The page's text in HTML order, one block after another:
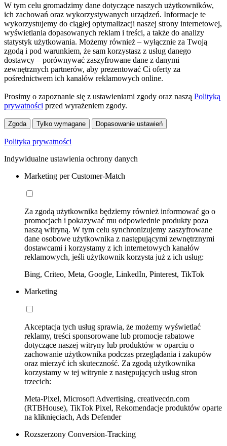
W tym celu gromadzimy dane dotyczące naszych użytkowników,
ich zachowań oraz wykorzystywanych urządzeń. Informacje te
wykorzystujemy do ciągłej optymalizacji naszej strony internetowej,
wyświetlania dopasowanych reklam i treści, a także do analizy
statystyk użytkowania. Możemy również – wyłącznie za Twoją
zgodą i pod warunkiem, że sam korzystasz z usług danego
dostawcy – porównywać zaszyfrowane dane z danymi
zewnętrznych partnerów, aby prezentować Ci oferty za
pośrednictwem ich kanałów reklamowych online.
Prosimy o zapoznanie się z ustawieniami zgody oraz naszą Polityką
prywatności przed wyrażeniem zgody.
Zgoda Tylko wymagane Dopasowanie ustawień
Polityka prywatności
Indywidualne ustawienia ochrony danych
Marketing per Customer-Match
Za zgodą użytkownika będziemy również informować go o
promocjach i pokazywać mu odpowiednie produkty poza
naszą witryną. W tym celu synchronizujemy zaszyfrowane
dane osobowe użytkownika z następującymi zewnętrznymi
dostawcami i korzystamy z ich internetowych kanałów
reklamowych, jeśli użytkownik korzysta już z ich usług:
Bing, Criteo, Meta, Google, LinkedIn, Pinterest, TikTok
Marketing
Akceptacja tych usług sprawia, że możemy wyświetlać
reklamy, treści sponsorowane lub promocje rabatowe
dotyczące naszej witryny lub produktów w oparciu o
zachowanie użytkownika podczas przeglądania i zakupów
oraz mierzyć ich skuteczność. Za zgodą użytkownika
korzystamy w tej witrynie z następujących usług stron
trzecich:
Meta-Pixel, Microsoft Advertising, creativecdn.com
(RTBHouse), TikTok Pixel, Rekomendacje produktów oparte
na kliknięciach, Ads Defender
Rozszerzony Conversion-Tracking